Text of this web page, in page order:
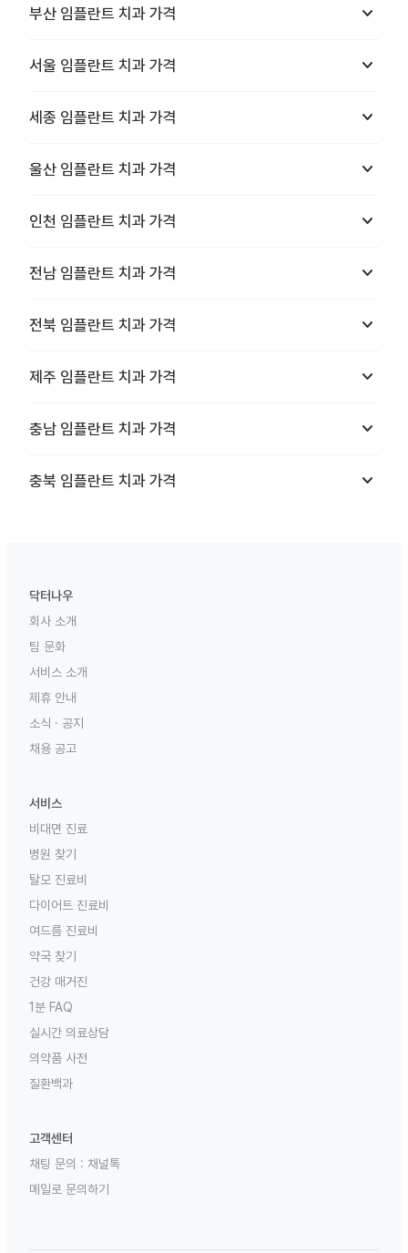
부산 임플란트 치과 가격 keyboard_arrow_down
서울 임플란트 치과 가격 keyboard_arrow_down
세종 임플란트 치과 가격 keyboard_arrow_down
울산 임플란트 치과 가격 keyboard_arrow_down
인천 임플란트 치과 가격 keyboard_arrow_down
전남 임플란트 치과 가격 keyboard_arrow_down
전북 임플란트 치과 가격 keyboard_arrow_down
제주 임플란트 치과 가격 keyboard_arrow_down
충남 임플란트 치과 가격 keyboard_arrow_down
충북 임플란트 치과 가격 keyboard_arrow_down
닥터나우
회사 소개
팀 문화
서비스 소개
제휴 안내
소식 · 공지
채용 공고
서비스
비대면 진료
병원 찾기
탈모 진료비
다이어트 진료비
여드름 진료비
약국 찾기
건강 매거진
1분 FAQ
실시간 의료상담
의약품 사전
질환백과
고객센터
채팅 문의 : 채널톡
메일로 문의하기